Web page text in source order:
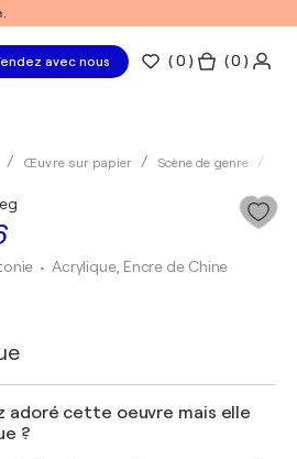
avec nous (0 ) ( 0 )
Œuvre sur papier Scène de genre
• Acrylique, Encre de Chine
adoré cette oeuvre mais elle
?